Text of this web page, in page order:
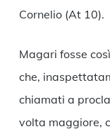
Cornelio (At 10).
Magari fosse
che,
chiamati a
volta maggiore,